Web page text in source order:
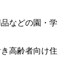
園・学
齢者向け住